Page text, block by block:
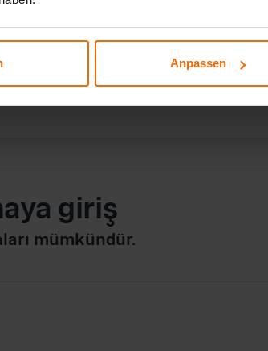
Anpassen
giriş
mümkündür.